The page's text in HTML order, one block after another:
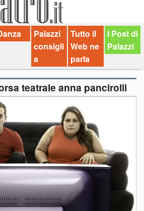
Palazzi
consigli
a
Tutto il
Web ne
parla
I Post di
Palazzi
teatrale anna pancirolli